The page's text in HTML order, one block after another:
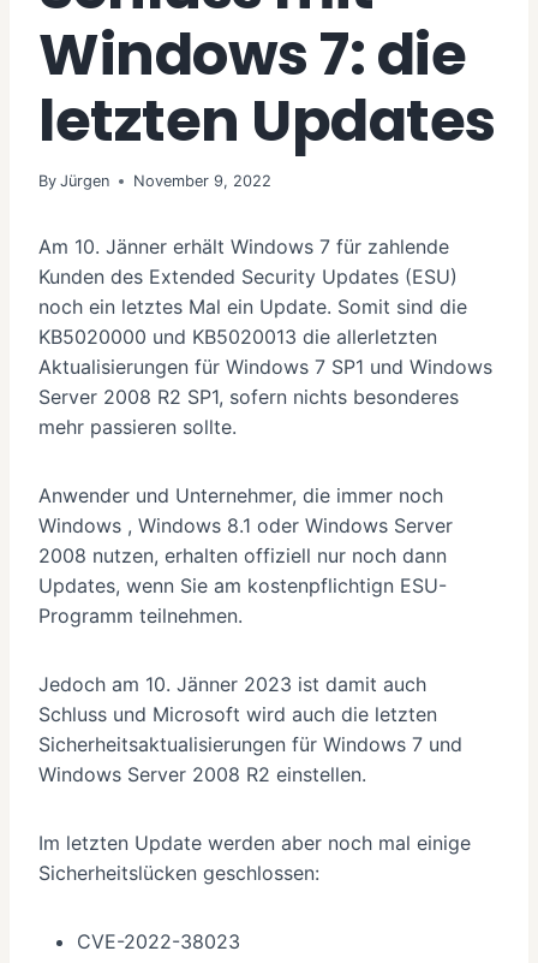
Windows 7: die
letzten Updates
By Jürgen November 9, 2022
Am 10. Jänner erhält Windows 7 für zahlende
Kunden des Extended Security Updates (ESU)
noch ein letztes Mal ein Update. Somit sind die
KB5020000 und KB5020013 die allerletzten
Aktualisierungen für Windows 7 SP1 und Windows
Server 2008 R2 SP1, sofern nichts besonderes
mehr passieren sollte.
Anwender und Unternehmer, die immer noch
Windows , Windows 8.1 oder Windows Server
2008 nutzen, erhalten offiziell nur noch dann
Updates, wenn Sie am kostenpflichtign ESU-
Programm teilnehmen.
Jedoch am 10. Jänner 2023 ist damit auch
Schluss und Microsoft wird auch die letzten
Sicherheitsaktualisierungen für Windows 7 und
Windows Server 2008 R2 einstellen.
Im letzten Update werden aber noch mal einige
Sicherheitslücken geschlossen:
CVE-2022-38023